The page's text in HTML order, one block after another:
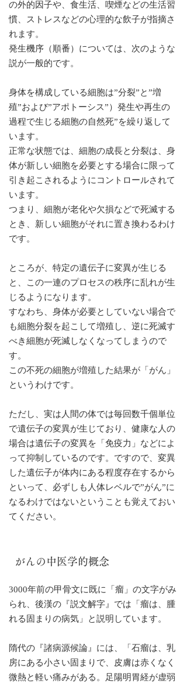
の外的因子や、食生活、喫煙などの生活習
慣、ストレスなどの心理的な飲子が指摘さ
れます。
発生機序（順番）については、次のような
説が一般的です。
身体を構成している細胞は”分裂”と”増
殖”および”アポトーシス”）発生や再生の
過程で生じる細胞の自然死”を繰り返して
います。
正常な状態では、細胞の成長と分裂は、身
体が新しい細胞を必要とする場合に限って
引き起こされるようにコントロールされて
います。
つまり、細胞が老化や欠損などで死滅する
とき、新しい細胞がそれに置き換わるわけ
です。
ところが、特定の遺伝子に変異が生じる
と、この一連のプロセスの秩序に乱れが生
じるようになります。
すなわち、身体が必要としていない場合で
も細胞分裂を起こして増殖し、逆に死滅す
べき細胞が死滅しなくなってしまうので
す。
この不死の細胞が増殖した結果が「がん」
というわけです。
ただし、実は人間の体では毎回数千個単位
で遺伝子の変異が生じており、健康な人の
場合は遺伝子の変異を「免疫力」などによ
って抑制しているのです。ですので、変異
した遺伝子が体内にある程度存在するから
といって、必ずしも人体レベルで”がん”に
なるわけではないということも覚えておい
てください。
がんの中医学的概念
3000年前の甲骨文に既に「瘤」の文字がみ
られ、後漢の『説文解字』では「瘤は、腫
れる固まりの病気」と説明しています。
隋代の『諸病源候論』には、「石瘤は、乳
房にある小さい固まりで、皮膚は赤くなく
微熱と軽い痛みがある。足陽明胃経が虚弱